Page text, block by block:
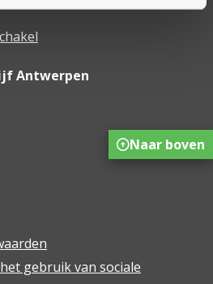
Antwerpen
gebruik van sociale
Naar boven